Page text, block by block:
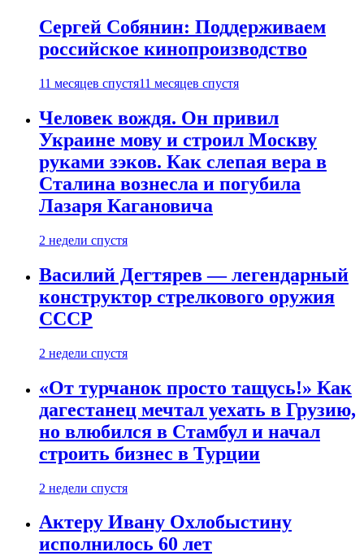
Сергей Собянин: Поддерживаем
российское кинопроизводство
11 месяцев спустя11 месяцев спустя
Человек вождя. Он привил
Украине мову и строил Москву
руками зэков. Как слепая вера в
Сталина вознесла и погубила
Лазаря Кагановича
2 недели спустя
Василий Дегтярев — легендарный
конструктор стрелкового оружия
СССР
2 недели спустя
«От турчанок просто тащусь!» Как
дагестанец мечтал уехать в Грузию,
но влюбился в Стамбул и начал
строить бизнес в Турции
2 недели спустя
Актеру Ивану Охлобыстину
исполнилось 60 лет